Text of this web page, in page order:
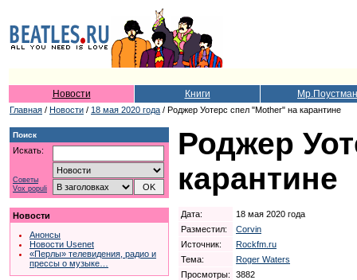
Новости Книги Мр.Поустман
Главная / Новости / 18 мая 2020 года / Роджер Уотерс спел "Mother" на карантине
Поиск
Искать:
Советы
Vox populi
Новости
Анонсы
Новости Usenet
«Перлы» телевидения, радио и
прессы о музыке…
Роджер
карантине
Дата:
18 мая 2020 года
Разместил:
Corvin
Источник:
Rockfm.ru
Тема:
Roger Waters
Просмотры:
3882